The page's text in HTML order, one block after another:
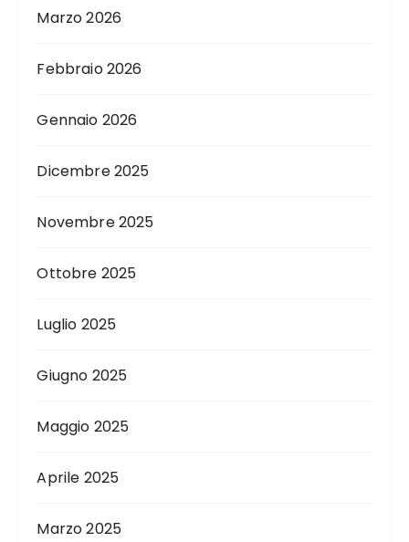
Marzo 2026
Febbraio 2026
Gennaio 2026
Dicembre 2025
Novembre 2025
Ottobre 2025
Luglio 2025
Giugno 2025
Maggio 2025
Aprile 2025
Marzo 2025